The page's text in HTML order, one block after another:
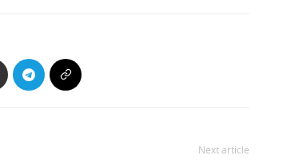
Next article